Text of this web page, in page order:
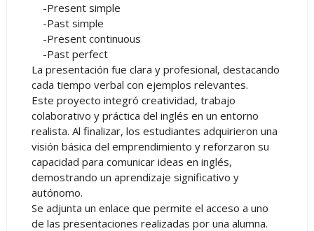
-Present simple
-Past simple
-Present continuous
-Past perfect
La presentación fue clara y profesional, destacando
cada tiempo verbal con ejemplos relevantes.
Este proyecto integró creatividad, trabajo
colaborativo y práctica del inglés en un entorno
realista. Al finalizar, los estudiantes adquirieron una
visión básica del emprendimiento y reforzaron su
capacidad para comunicar ideas en inglés,
demostrando un aprendizaje significativo y
autónomo.
Se adjunta un enlace que permite el acceso a uno
de las presentaciones realizadas por una alumna.